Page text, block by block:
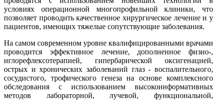
условиях операционной многопрофильной клиники, что
позволяет проводить качественное хирургическое лечение и у
пациентов, имеющих тяжелые сопутствующие заболевания.
На самом современном уровне квалифицированными врачами
проводится эффективное лечение, дополненное физио-,
иглорефлексотерапией, гипербарической оксигенацией,
острых и хронических заболеваний глаз - воспалительного,
сосудистого, трофического генеза на основе комплексного
обследования с использованием высокоинформативных
методов лабораторной, лучевой, функциональной,